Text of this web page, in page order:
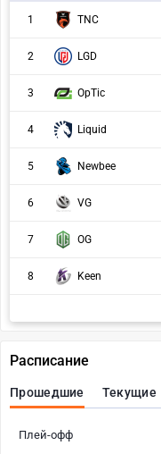
1 TNC
2 LGD
3 OpTic
4 Liquid
5 Newbee
6 VG
7 OG
8 Keen
Расписание
Прошедшие Текущие
Плей-офф